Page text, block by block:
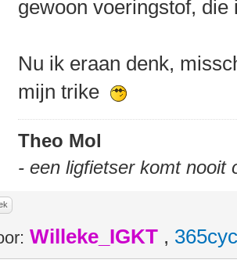
gewoon voeringstof,
Nu ik eraan denk,
mijn trike
Theo Mol
- een ligfietser komt nooit
Willeke_IGKT ,